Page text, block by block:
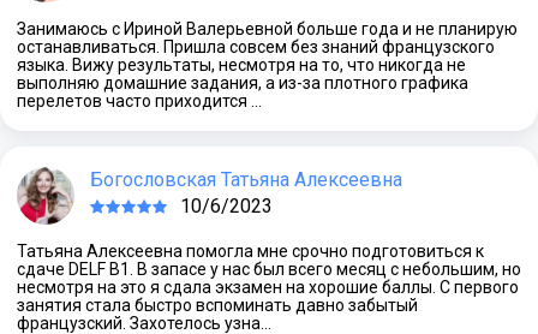
Занимаюсь с Ириной Валерьевной больше года и не планирую
останавливаться. Пришла совсем без знаний французского
языка. Вижу результаты, несмотря на то, что никогда не
выполняю домашние задания, а из-за плотного графика
перелетов часто приходится …
Богословская Татьяна Алексеевна
10/6/2023
Татьяна Алексеевна помогла мне срочно подготовиться к
сдаче DELF B1. В запасе у нас был всего месяц с небольшим, но
несмотря на это я сдала экзамен на хорошие баллы. С первого
занятия стала быстро вспоминать давно забытый
французский. Захотелось узна…